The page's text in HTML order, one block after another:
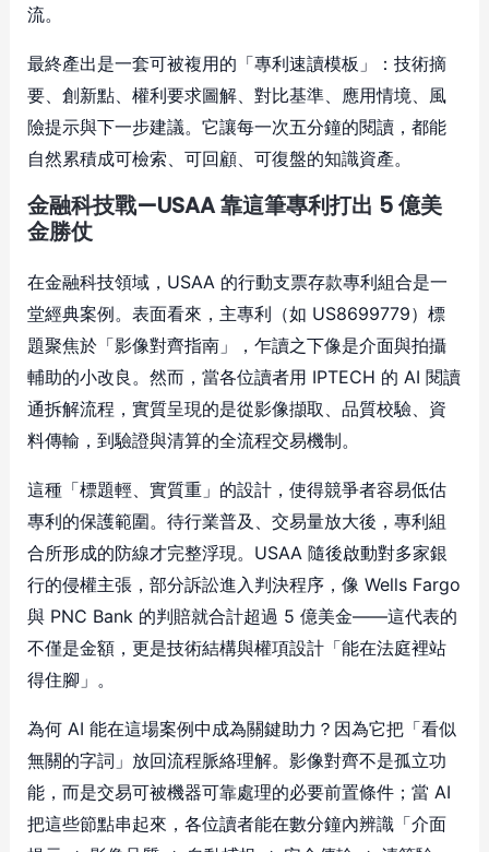
流。
最終產出是一套可被複用的「專利速讀模板」：技術摘
要、創新點、權利要求圖解、對比基準、應用情境、風
險提示與下一步建議。它讓每一次五分鐘的閱讀，都能
自然累積成可檢索、可回顧、可復盤的知識資產。
金融科技戰—USAA 靠這筆專利打出 5 億美
金勝仗
在金融科技領域，USAA 的行動支票存款專利組合是一
堂經典案例。表面看來，主專利（如 US8699779）標
題聚焦於「影像對齊指南」，乍讀之下像是介面與拍攝
輔助的小改良。然而，當各位讀者用 IPTECH 的 AI 閱讀
通拆解流程，實質呈現的是從影像擷取、品質校驗、資
料傳輸，到驗證與清算的全流程交易機制。
這種「標題輕、實質重」的設計，使得競爭者容易低估
專利的保護範圍。待行業普及、交易量放大後，專利組
合所形成的防線才完整浮現。USAA 隨後啟動對多家銀
行的侵權主張，部分訴訟進入判決程序，像 Wells Fargo
與 PNC Bank 的判賠就合計超過 5 億美金——這代表的
不僅是金額，更是技術結構與權項設計「能在法庭裡站
得住腳」。
為何 AI 能在這場案例中成為關鍵助力？因為它把「看似
無關的字詞」放回流程脈絡理解。影像對齊不是孤立功
能，而是交易可被機器可靠處理的必要前置條件；當 AI
把這些節點串起來，各位讀者能在數分鐘內辨識「介面